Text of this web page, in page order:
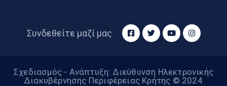
Συνδεθείτε μαζί μας
Σχεδιασμός - Ανάπτυξη: Διεύθυνση Ηλεκτρονικής
Διακυβέρνησης Περιφέρειας Κρήτης © 2024